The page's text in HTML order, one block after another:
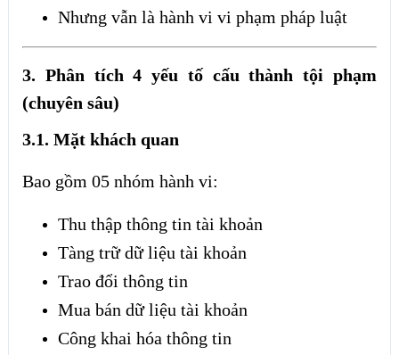
Nhưng vẫn là hành vi vi phạm pháp luật
3. Phân tích 4 yếu tố cấu thành tội phạm
(chuyên sâu)
3.1. Mặt khách quan
Bao gồm 05 nhóm hành vi:
Thu thập thông tin tài khoản
Tàng trữ dữ liệu tài khoản
Trao đổi thông tin
Mua bán dữ liệu tài khoản
Công khai hóa thông tin